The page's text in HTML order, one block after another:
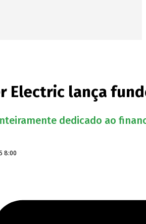
Electric lança
dedicado ao
8:00